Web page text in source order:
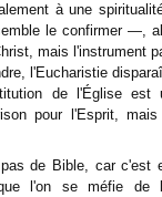
à une
le confirmer —,
mais l'instrument
l'Eucharistie
de l'Église est
pour l'Esprit,
de Bible, car c'est
l'on se méfie de